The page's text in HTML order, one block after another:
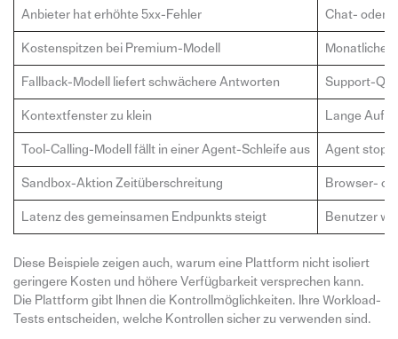
Anbieter hat erhöhte 5xx-Fehler Chat- oder
Kostenspitzen bei Premium-Modell Monatliche
Fallback-Modell liefert schwächere Antworten Support-
Kontextfenster zu klein Lange
Tool-Calling-Modell fällt in einer Agent-Schleife aus Agent
Sandbox-Aktion Zeitüberschreitung Browser-
Latenz des gemeinsamen Endpunkts steigt Benutzer
Diese Beispiele zeigen auch, warum eine Plattform nicht isoliert
geringere Kosten und höhere Verfügbarkeit versprechen kann.
Die Plattform gibt Ihnen die Kontrollmöglichkeiten. Ihre Workload-
Tests entscheiden, welche Kontrollen sicher zu verwenden sind.